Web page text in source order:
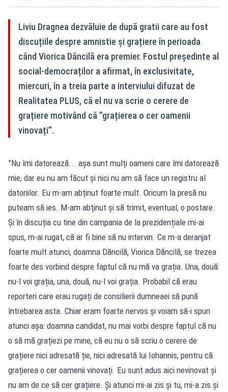
Liviu Dragnea dezvăluie de după gratii care au fost
discuțiile despre amnistie și grațiere în perioada
când Viorica Dăncilă era premier. Fostul președinte al
social-democraților a afirmat, în exclusivitate,
miercuri, în a treia parte a interviului difuzat de
Realitatea PLUS, că el nu va scrie o cerere de
grațiere motivând că ”grațierea o cer oamenii
vinovați”.
”Nu îmi datorează... așa sunt mulți oameni care îmi datorează
mie, dar eu nu am făcut și nici nu am să face un registru al
datoriilor. Eu m-am abținut foarte mult. Oricum la presă nu
puteam să ies. M-am abținut și să trimit, eventual, o postare.
Și în discuția cu tine din campania de la prezidențiale mi-ai
spus, m-ai rugat, că ar fi bine să nu intervin. Ce m-a deranjat
foarte mult atunci, doamna Dăncilă, Viorica Dăncilă, se trezea
foarte des vorbind despre faptul că nu mă va grația. Una, două:
nu-l voi grația, una, două, nu-l voi grația. Probabil că erau
reporteri care erau rugați de consilierii dumneaei să pună
întrebarea asta. Chiar eram foarte nervos și voiam să-i spun
atunci așa: doamna candidat, nu mai vorbi despre faptul că nu
o să mă grațiezi pe mine, că eu nu o să scriu o cerere de
grațiere nici adresată ție, nici adresată lui Iohannis, pentru că
grațierea o cer oamenii vinovați. Eu sunt adus aici nevinovat și
nu am de ce să cer grațiere. Și atunci mi-ai zis și tu, mi-a zis și